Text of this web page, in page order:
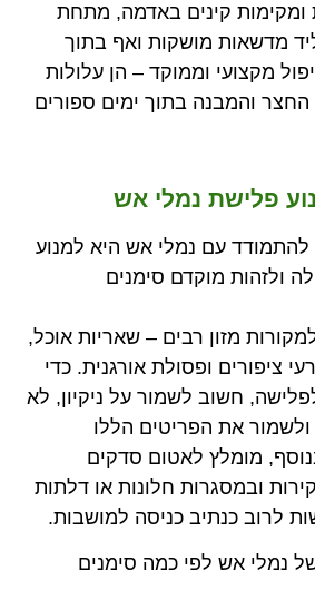
קינים באדמה, מתחת
מדשאות מושקות ואף בתוך
מקצועי וממוקד – הן עלולות
והמבנה בתוך ימים ספורים
פלישת נמלי אש
להתמודד עם נמלי אש היא למנוע
ולזהות מוקדם סימנים
מזון רבים – שאריות אוכל,
ציפורים ופסולת אורגנית. כדי
חשוב לשמור על ניקיון, לא
את הפריטים הללו
מומלץ לאטום סדקים
ובמסגרות חלונות או דלתות
לרוב כנתיב כניסה למושבות.
נמלי אש לפי כמה סימנים